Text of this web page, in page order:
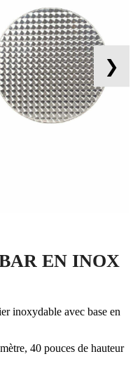
❯
EN INOX
inoxydable avec base en
40 pouces de hauteur